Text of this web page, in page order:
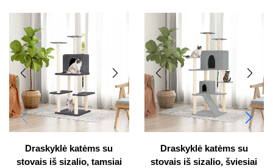
Draskyklė katėms su
stovais iš sizalio, tamsiai
Draskyklė katėms su
stovais iš sizalio, šviesiai